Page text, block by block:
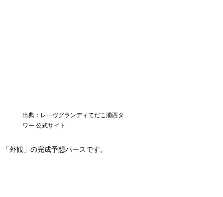
出典：レ―ヴグランディてだこ浦西タ
ワー 公式サイト
「外観」の完成予想パースです。